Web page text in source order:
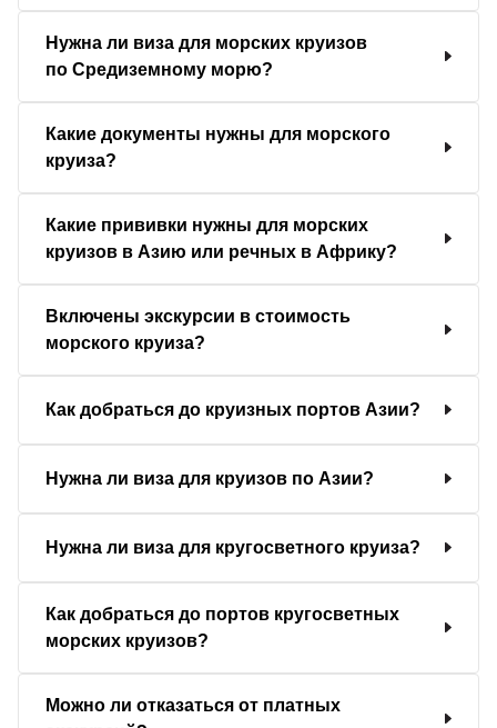
Нужна ли виза для морских круизов
по Средиземному морю?
Какие документы нужны для морского
круиза?
Какие прививки нужны для морских
круизов в Азию или речных в Африку?
Включены экскурсии в стоимость
морского круиза?
Как добраться до круизных портов Азии?
Нужна ли виза для круизов по Азии?
Нужна ли виза для кругосветного круиза?
Как добраться до портов кругосветных
морских круизов?
Можно ли отказаться от платных